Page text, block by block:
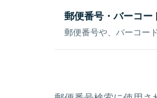
郵便番号・バーコー
郵便番号や、バーコー